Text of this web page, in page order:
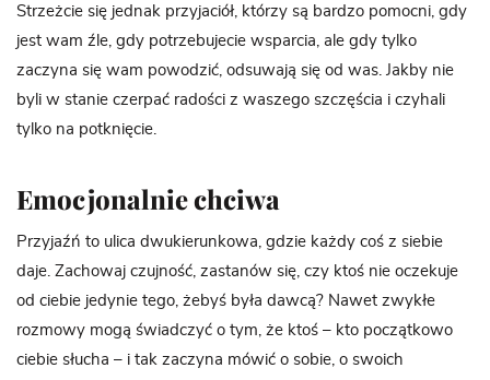
Strzeżcie się jednak przyjaciół, którzy są bardzo pomocni, gdy
jest wam źle, gdy potrzebujecie wsparcia, ale gdy tylko
zaczyna się wam powodzić, odsuwają się od was. Jakby nie
byli w stanie czerpać radości z waszego szczęścia i czyhali
tylko na potknięcie.
Emocjonalnie chciwa
Przyjaźń to ulica dwukierunkowa, gdzie każdy coś z siebie
daje. Zachowaj czujność, zastanów się, czy ktoś nie oczekuje
od ciebie jedynie tego, żebyś była dawcą? Nawet zwykłe
rozmowy mogą świadczyć o tym, że ktoś – kto początkowo
ciebie słucha – i tak zaczyna mówić o sobie, o swoich